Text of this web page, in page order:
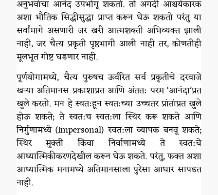
अनुभवांचा आनंद उपभोगू शकतो. तो अगदी आश्चर्यकारक
अशा भौतिक सिद्धीसुद्धा प्राप्त करून घेऊ शकतो परंतु या
सर्वांमागे असणारी जर खरी आत्मशक्ती अभिव्यक्त झाली
नाही, जर चैत्य प्रकृती पृष्ठभागी आली नाही तर, कोणतीही
मूलभूत गोष्ट घडणार नाही.
पूर्णयोगामध्ये, चैत्य पुरुषच ऊर्वरित सर्व प्रकृतीचे दरवाजे
खऱ्या अतिमानस प्रकाशाप्रत आणि अंतत: परम ‘आनंदा’प्रत
खुले करतो. मन हे स्वत:हून स्वत:च्या उच्चतर प्रांतांप्रत खुले
होऊ शकते; ते स्वत:च स्वत:ला स्थिर करू शकते आणि
निर्गुणामध्ये (Impersonal) स्वत:ला व्यापक बनवू शकते;
स्थिर मुक्ती किंवा निर्वाणामध्ये ते स्वत:चे
आध्यात्मिकीकरणदेखील करून घेऊ शकते. परंतु, फक्त अशा
आध्यात्मिक मनामध्ये अतिमानसाला पुरेसा आधार सापडत
नाही.